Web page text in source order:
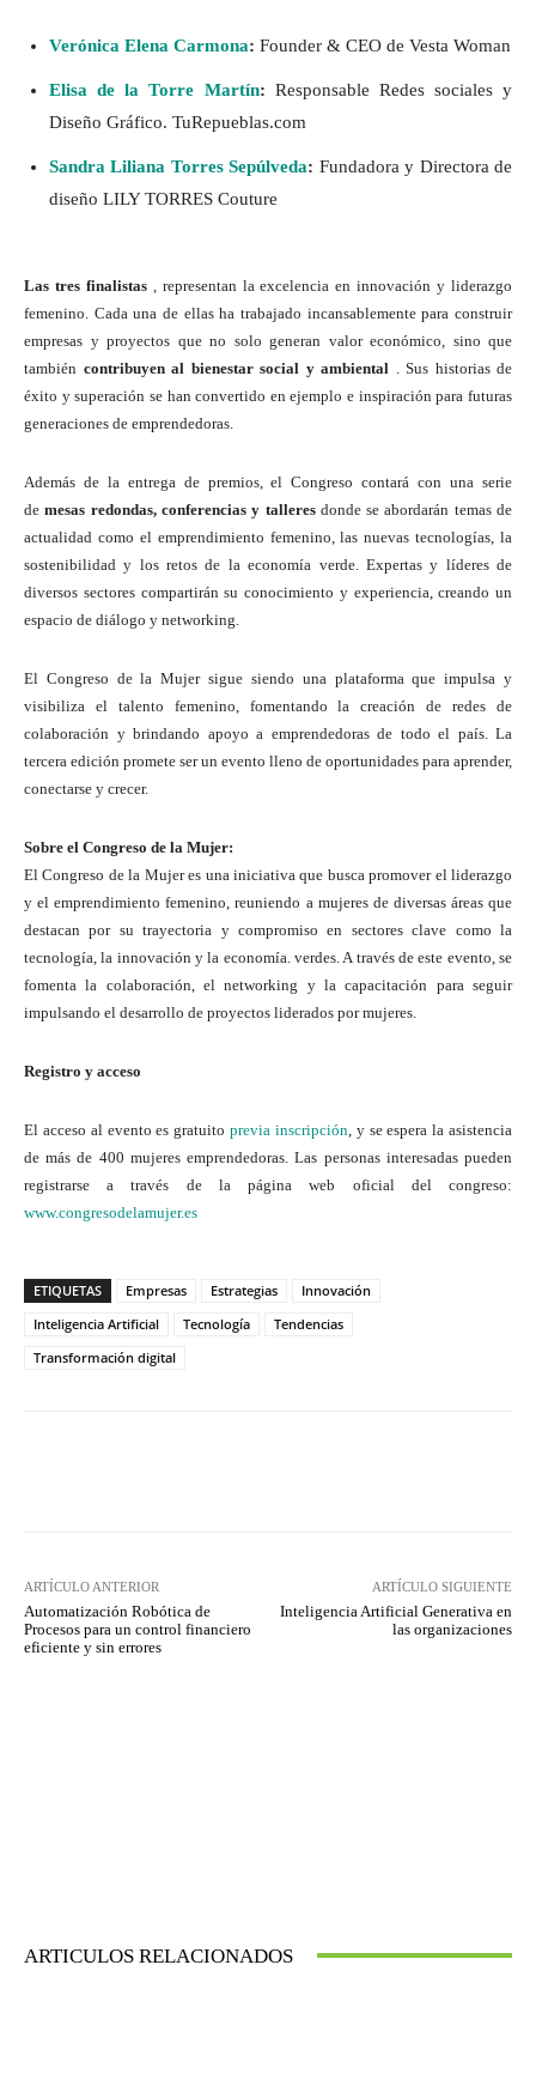
Verónica Elena Carmona: Founder & CEO de Vesta Woman
Elisa de la Torre Martín: Responsable Redes sociales y
Diseño Gráfico. TuRepueblas.com
Sandra Liliana Torres Sepúlveda: Fundadora y Directora de
diseño LILY TORRES Couture
Las tres finalistas, representan la excelencia en innovación y liderazgo
femenino. Cada una de ellas ha trabajado incansablemente para construir
empresas y proyectos que no solo generan valor económico, sino que
también contribuyen al bienestar social y ambiental . Sus historias de
éxito y superación se han convertido en ejemplo e inspiración para futuras
generaciones de emprendedoras.
Además de la entrega de premios, el Congreso contará con una serie
demesas redondas, conferencias y talleresdonde se abordarán temas de
actualidad como el emprendimiento femenino, las nuevas tecnologías, la
sostenibilidad y los retos de la economía verde. Expertas y líderes de
diversos sectores compartirán su conocimiento y experiencia, creando un
espacio de diálogo y networking.
El Congreso de la Mujer sigue siendo una plataforma que impulsa y
visibiliza el talento femenino, fomentando la creación de redes de
colaboración y brindando apoyo a emprendedoras de todo el país. La
tercera edición promete ser un evento lleno de oportunidades para aprender,
conectarse y crecer.
Sobre el Congreso de la Mujer:
El Congreso de la Mujer es una iniciativa que busca promover el liderazgo
y el emprendimiento femenino, reuniendo a mujeres de diversas áreas que
destacan por su trayectoria y compromiso en sectores clave como la
tecnología, la innovación y la economía. verdes. A través de este evento, se
fomenta la colaboración, el networking y la capacitación para seguir
impulsando el desarrollo de proyectos liderados por mujeres.
Registro y acceso
El acceso al evento es gratuito previa inscripción , y se espera la asistencia
de más de 400 mujeres emprendedoras. Las personas interesadas pueden
registrarse a través de la página web oficial del congreso:
www.congresodelamujer.es
ETIQUETAS Empresas Estrategias
Innovación
Inteligencia Artificial
Tecnología
Tendencias
Transformación digital
ARTÍCULO ANTERIOR
Automatización Robótica de
Procesos para un control financiero
eficiente y sin errores
ARTÍCULO SIGUIENTE
Inteligencia Artificial Generativa en
las organizaciones
ARTICULOS RELACIONADOS